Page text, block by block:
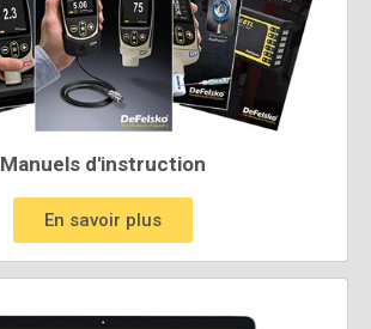
Manuels d'instruction
En savoir plus